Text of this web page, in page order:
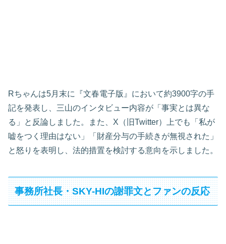
Rちゃんは5月末に『文春電子版』において約3900字の手
記を発表し、三山のインタビュー内容が「事実とは異な
る」と反論しました。また、X（旧Twitter）上でも「私が
嘘をつく理由はない」「財産分与の手続きが無視された」
と怒りを表明し、法的措置を検討する意向を示しました。
事務所社長・SKY-HIの謝罪文とファンの反応